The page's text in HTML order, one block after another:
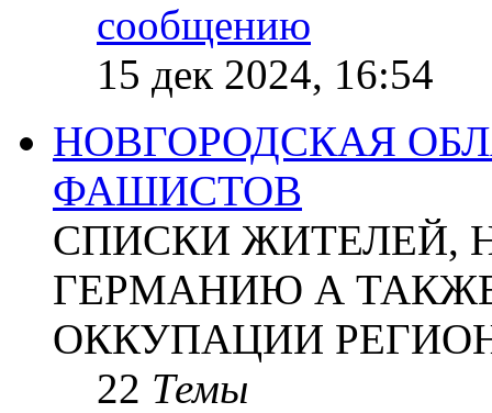
15 дек 2024, 16:54
НОВГОРОДСКАЯ
ФАШИСТОВ
СПИСКИ ЖИТЕЛЕЙ,
ГЕРМАНИЮ А
ОККУПАЦИИ
22 Темы